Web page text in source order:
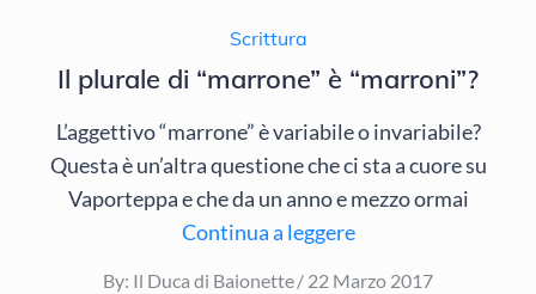
Scrittura
Il plurale di “marrone” è “marroni”?
L’aggettivo “marrone” è variabile o invariabile?
Questa è un’altra questione che ci sta a cuore su
Vaporteppa e che da un anno e mezzo ormai
Continua a leggere
By: Il Duca di Baionette
Posted
22 Marzo 2017